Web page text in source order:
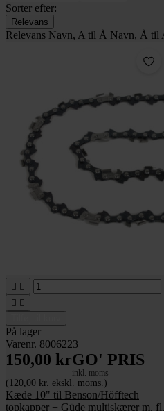
Sorter efter:
Relevans
Relevans Navn, A til Å Navn, Å til
 
 
På lager
Varenr. 8006223
150,00 krGO' PRIS
inkl. moms
(120,00 kr. ekskl. moms.)
Kæde 10" til Benson/Höfftech
topkapper + Güde multiskærer m. fl.